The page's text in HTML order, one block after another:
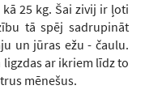
25 kg. Šai zivij ir ļoti
tā spēj sadrupināt
un jūras ežu - čaulu.
ar ikriem līdz to
mēnešus.